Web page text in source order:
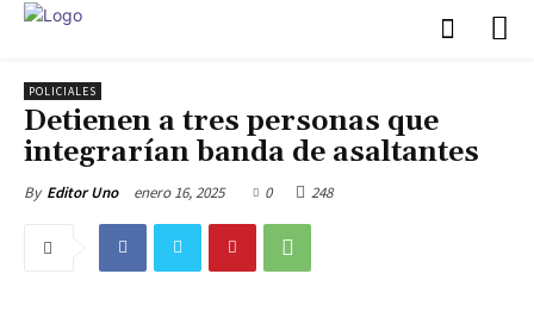
POLICIALES
Detienen a tres personas que
integrarían banda de asaltantes
By Editor Uno enero 16, 2025 0 248